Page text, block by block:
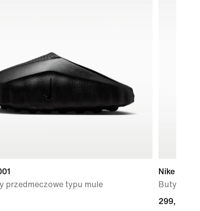
przedmeczowe typu mule
Nike Force
Buty dla
299,99 zł
299,99 zł